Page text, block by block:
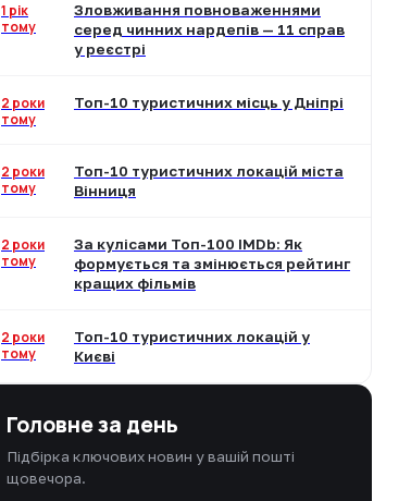
1 рік
тому
Зловживання повноваженнями
серед чинних нардепів — 11 справ
у реєстрі
2 роки
тому
Топ-10 туристичних місць у Дніпрі
2 роки
тому
Топ-10 туристичних локацій міста
Вінниця
2 роки
тому
За кулісами Топ-100 IMDb: Як
формується та змінюється рейтинг
кращих фільмів
2 роки
тому
Топ-10 туристичних локацій у
Києві
Головне за день
Підбірка ключових новин у вашій пошті
щовечора.